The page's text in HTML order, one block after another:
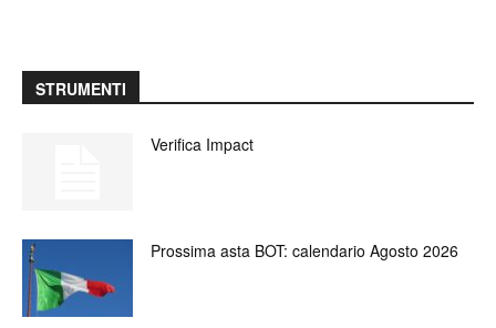
STRUMENTI
Verifica Impact
Prossima asta BOT: calendario Agosto 2026